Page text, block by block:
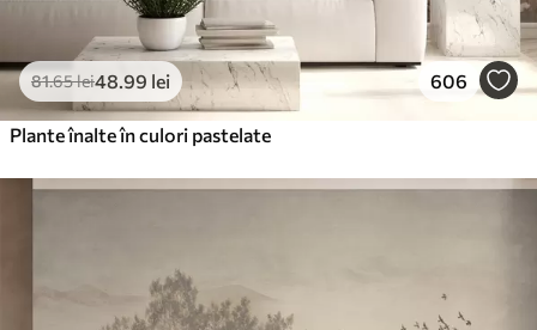
81.65lei48 .99 lei 606
Plante înalte în culori pastelate